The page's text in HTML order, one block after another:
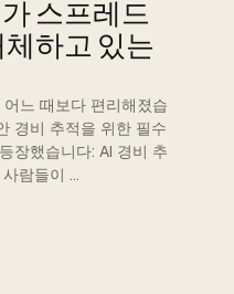
스프레드
하고 있는
느 때보다 편리해졌습
경비 추적을 위한 필수
장했습니다: AI 경비 추
람들이 …